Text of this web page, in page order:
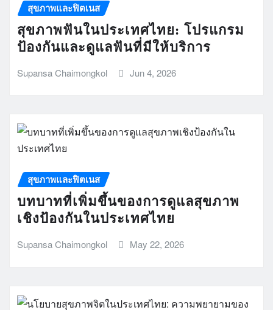
สุขภาพและฟิตเนส
สุขภาพฟันในประเทศไทย: โปรแกรม
ป้องกันและดูแลฟันที่มีให้บริการ
Supansa Chaimongkol Jun 4, 2026
สุขภาพและฟิตเนส
บทบาทที่เพิ่มขึ้นของการดูแลสุขภาพ
เชิงป้องกันในประเทศไทย
Supansa Chaimongkol May 22, 2026